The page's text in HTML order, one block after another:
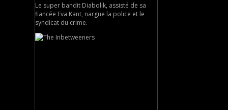
Le super bandit Diabolik, assisté de sa
fiancée Eva Kant, nargue la police et le
syndicat du crime.